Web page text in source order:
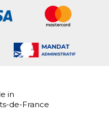
in
de-France